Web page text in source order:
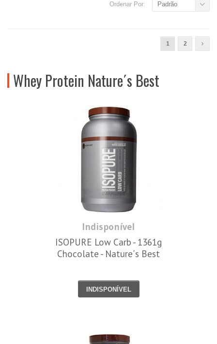
Ordenar Por: Padrão
1 2
Whey Protein Nature´s Best
Indisponível
ISOPURE Low Carb - 1361g
Chocolate - Nature´s Best
INDISPONÍVEL